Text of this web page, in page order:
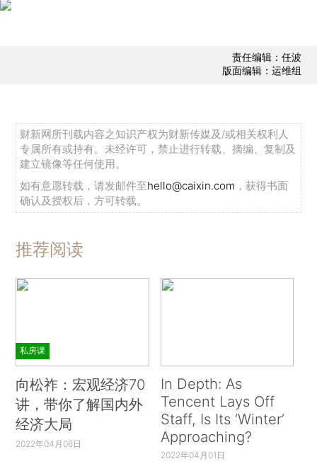
责任编辑：任波
版面编辑：运维组
财新网所刊载内容之知识产权为财新传媒及/或相关权利人
专属所有或持有。未经许可，禁止进行转载、摘编、复制及
建立镜像等任何使用。
如有意愿转载，请发邮件至hello@caixin.com ，获得书面
确认及授权后，方可转载。
推荐阅读
私房课
向松祚：宏观经济70
讲，带你了解国内外
经济大局
2022年04月06日
In Depth: As
Tencent Lays Off
Staff, Is Its ‘Winter’
Approaching?
2022年04月01日